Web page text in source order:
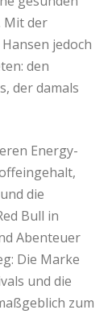
Mit der
jedoch
den
der damals
Energy-
die
Bull in
Abenteuer
Die Marke
und die
zum